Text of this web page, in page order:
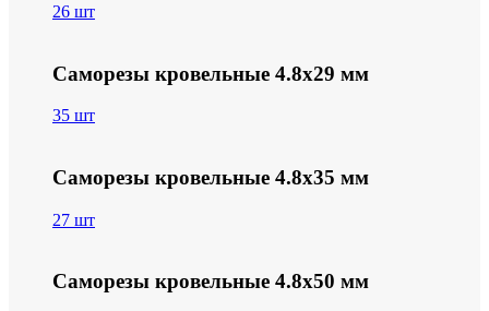
26 шт
Саморезы кровельные 4.8х29 мм
35 шт
Саморезы кровельные 4.8х35 мм
27 шт
Саморезы кровельные 4.8х50 мм